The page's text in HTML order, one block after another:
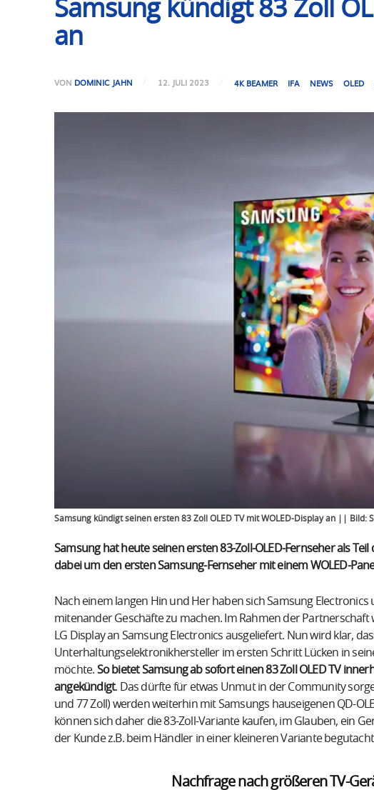
Samsung kündigt 83 Zoll
an
VON DOMINIC JAHN 12. JULI 2023 4K BEAMER IFA NEWS OLED
Samsung kündigt seinen ersten 83 Zoll OLED TV mit WOLED-Display an || Bild:
Samsung hat heute seinen ersten 83-Zoll-OLED-Fernseher als
dabei um den ersten Samsung-Fernseher mit einem WOLED-
Nach einem langen Hin und Her haben sich Samsung
mitenander Geschäfte zu machen. Im Rahmen der Partnerschaft
LG Display an Samsung Electronics ausgeliefert. Nun wird klar,
Unterhaltungselektronikhersteller im ersten Schritt Lücken in
möchte. So bietet Samsung ab sofort einen 83 Zoll OLED TV
angekündigt. Das dürfte für etwas Unmut in der Community
und 77 Zoll) werden weiterhin mit Samsungs hauseigenen QD-
können sich daher die 83-Zoll-Variante kaufen, im Glauben, ein
der Kunde z.B. beim Händler in einer kleineren Variante
Nachfrage nach größeren TV-